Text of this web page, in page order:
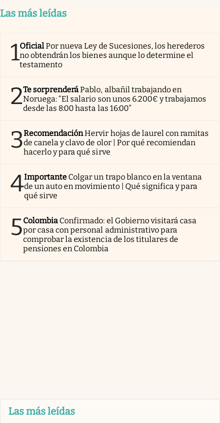
Las más leídas
1OficialPor nueva Ley de Sucesiones, los herederos
no obtendrán los bienes aunque lo determine el
testamento
2Te sorprenderáPablo, albañil trabajando en
Noruega: “El salario son unos 6.200€ y trabajamos
desde las 8:00 hasta las 16:00”
3RecomendaciónHervir hojas de laurel con ramitas
de canela y clavo de olor | Por qué recomiendan
hacerlo y para qué sirve
4Importante Colgar un trapo blanco en la ventana
de un auto en movimiento | Qué significa y para
qué sirve
5Colombia Confirmado: el Gobierno visitará casa
por casa con personal administrativo para
comprobar la existencia de los titulares de
pensiones en Colombia
Las más leídas